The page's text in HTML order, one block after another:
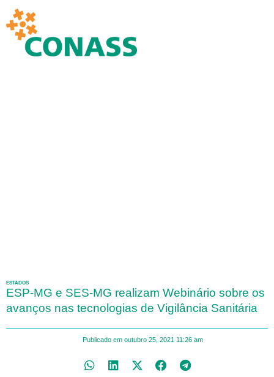
ESTADOS
ESP-MG e SES-MG realizam Webinário sobre os
avanços nas tecnologias de Vigilância Sanitária
Publicado em outubro 25, 2021 11:26 am